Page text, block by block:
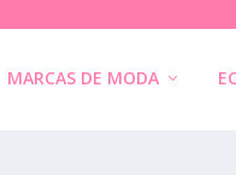
MARCAS DE MODA